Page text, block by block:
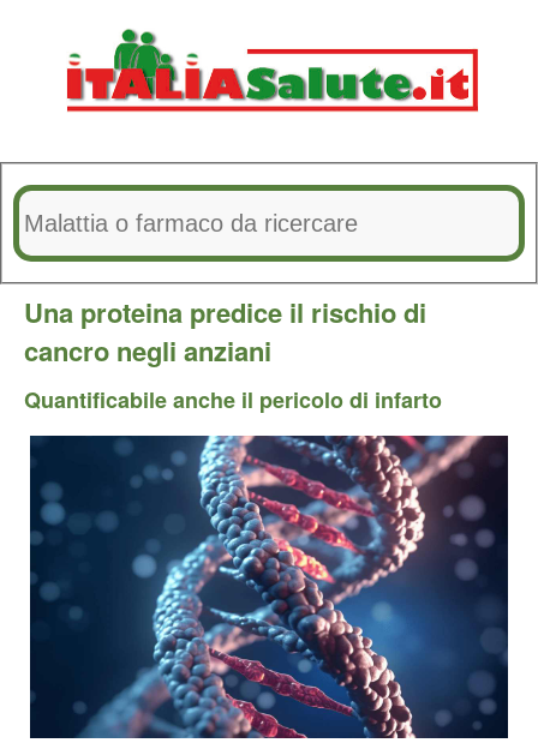
Una proteina predice il rischio di
cancro negli anziani
Quantificabile anche il pericolo di infarto